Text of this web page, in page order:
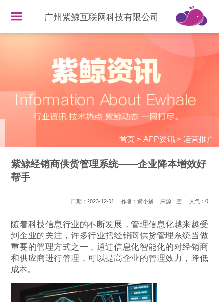
广州紫鲸互联网科技有限公司
首页> APP资讯> 运营推广
紫鲸经销商供货管理系统——企业降本增效好
帮手
日期：2023-12-01 作者：紫小鲸 来源：空 人气： 0
随着科技信息行业的不断发展，管理信息化越来越受
到企业的关注，许多行业把经销商供货管理系统当做
重要的管理方式之一，通过信息化智能化的对经销商
和供应商进行管理，可以提高企业的管理效力，降低
成本。